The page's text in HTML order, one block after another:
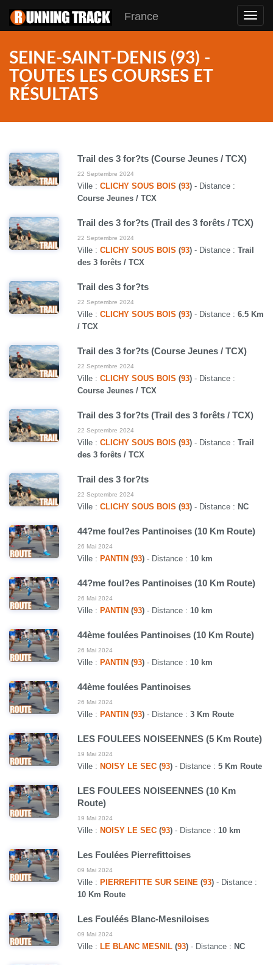
France
SEINE-SAINT-DENIS (93) -
TOUTES LES COURSES ET
RÉSULTATS
Trail des 3 for?ts (Course Jeunes / TCX)
22 Septembre 2024
Ville : CLICHY SOUS BOIS (93) - Distance :
Course Jeunes / TCX
Trail des 3 for?ts (Trail des 3 forêts / TCX)
22 Septembre 2024
Ville : CLICHY SOUS BOIS (93) - Distance : Trail
des 3 forêts / TCX
Trail des 3 for?ts
22 Septembre 2024
Ville : CLICHY SOUS BOIS (93) - Distance : 6.5 Km
/ TCX
Trail des 3 for?ts (Course Jeunes / TCX)
22 Septembre 2024
Ville : CLICHY SOUS BOIS (93) - Distance :
Course Jeunes / TCX
Trail des 3 for?ts (Trail des 3 forêts / TCX)
22 Septembre 2024
Ville : CLICHY SOUS BOIS (93) - Distance : Trail
des 3 forêts / TCX
Trail des 3 for?ts
22 Septembre 2024
Ville : CLICHY SOUS BOIS (93) - Distance : NC
44?me foul?es Pantinoises (10 Km Route)
26 Mai 2024
Ville : PANTIN (93) - Distance : 10 km
44?me foul?es Pantinoises (10 Km Route)
26 Mai 2024
Ville : PANTIN (93) - Distance : 10 km
44ème foulées Pantinoises (10 Km Route)
26 Mai 2024
Ville : PANTIN (93) - Distance : 10 km
44ème foulées Pantinoises
26 Mai 2024
Ville : PANTIN (93) - Distance : 3 Km Route
LES FOULEES NOISEENNES (5 Km Route)
19 Mai 2024
Ville : NOISY LE SEC (93) - Distance : 5 Km Route
LES FOULEES NOISEENNES (10 Km
Route)
19 Mai 2024
Ville : NOISY LE SEC (93) - Distance : 10 km
Les Foulées Pierrefittoises
09 Mai 2024
Ville : PIERREFITTE SUR SEINE (93) - Distance :
10 Km Route
Les Fouléés Blanc-Mesniloises
09 Mai 2024
Ville : LE BLANC MESNIL (93) - Distance : NC